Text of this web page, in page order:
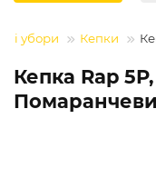
убори Кепки
Кепка Rap